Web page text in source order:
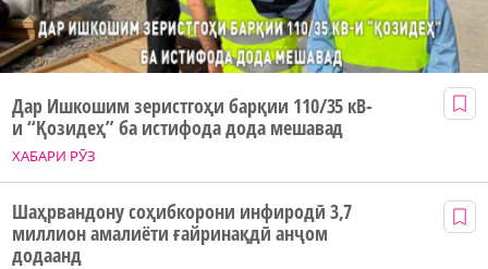
ХАБАРИ РӮЗ
Дар Ишкошим зеристгоҳи барқии 110/35 кВ-
и “Қозидеҳ” ба истифода дода мешавад
Шаҳрвандону соҳибкорони инфиродӣ 3,7
миллион амалиёти ғайринақдӣ анҷом
додаанд